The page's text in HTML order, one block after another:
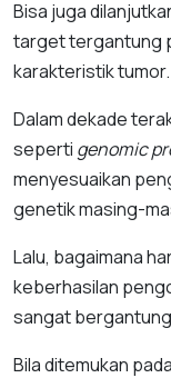
Bisa juga
target tergantung
karakteristik tumor.
Dalam dekade
seperti genomic
menyesuaikan
genetik masing-
Lalu, bagaimana
keberhasilan
sangat
Bila ditemukan